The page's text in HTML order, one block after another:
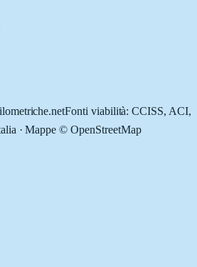
Fonti viabilità: CCISS, ACI,
· Mappe © OpenStreetMap